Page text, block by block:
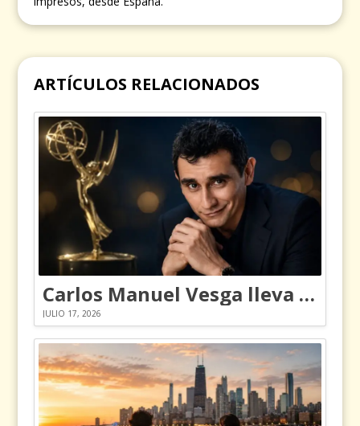
ARTÍCULOS RELACIONADOS
Carlos Manuel Vesga lleva el nombre de Colombia a los Emmy
JULIO 17, 2026